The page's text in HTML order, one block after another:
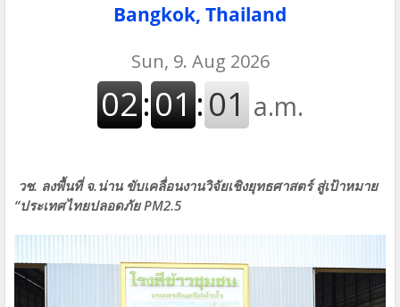
Bangkok, Thailand
วช. ลงพื้นที่ จ.น่าน ขับเคลื่อนงานวิจัยเชิงยุทธศาสตร์ สู่เป้าหมาย
“ประเทศไทยปลอดภัย PM2.5